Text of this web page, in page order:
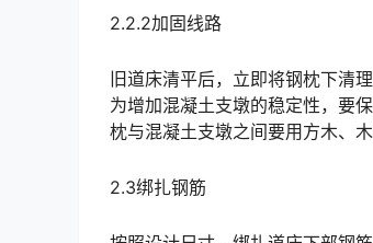
2.2.2加固线路
旧道床清平后，立即将钢枕下清
为增加混凝土支墩的稳定性，要
枕与混凝土支墩之间要用方木、
2.3绑扎钢筋